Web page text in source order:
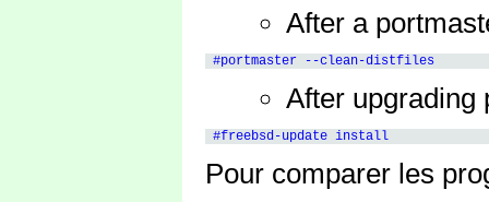
After a
After upgrading
Pour comparer les